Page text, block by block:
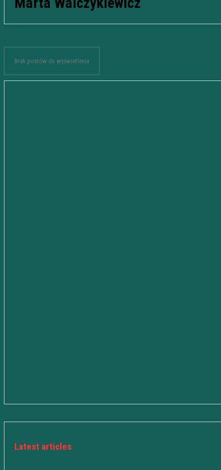
Brak postów do wyświetlenia
Latest articles